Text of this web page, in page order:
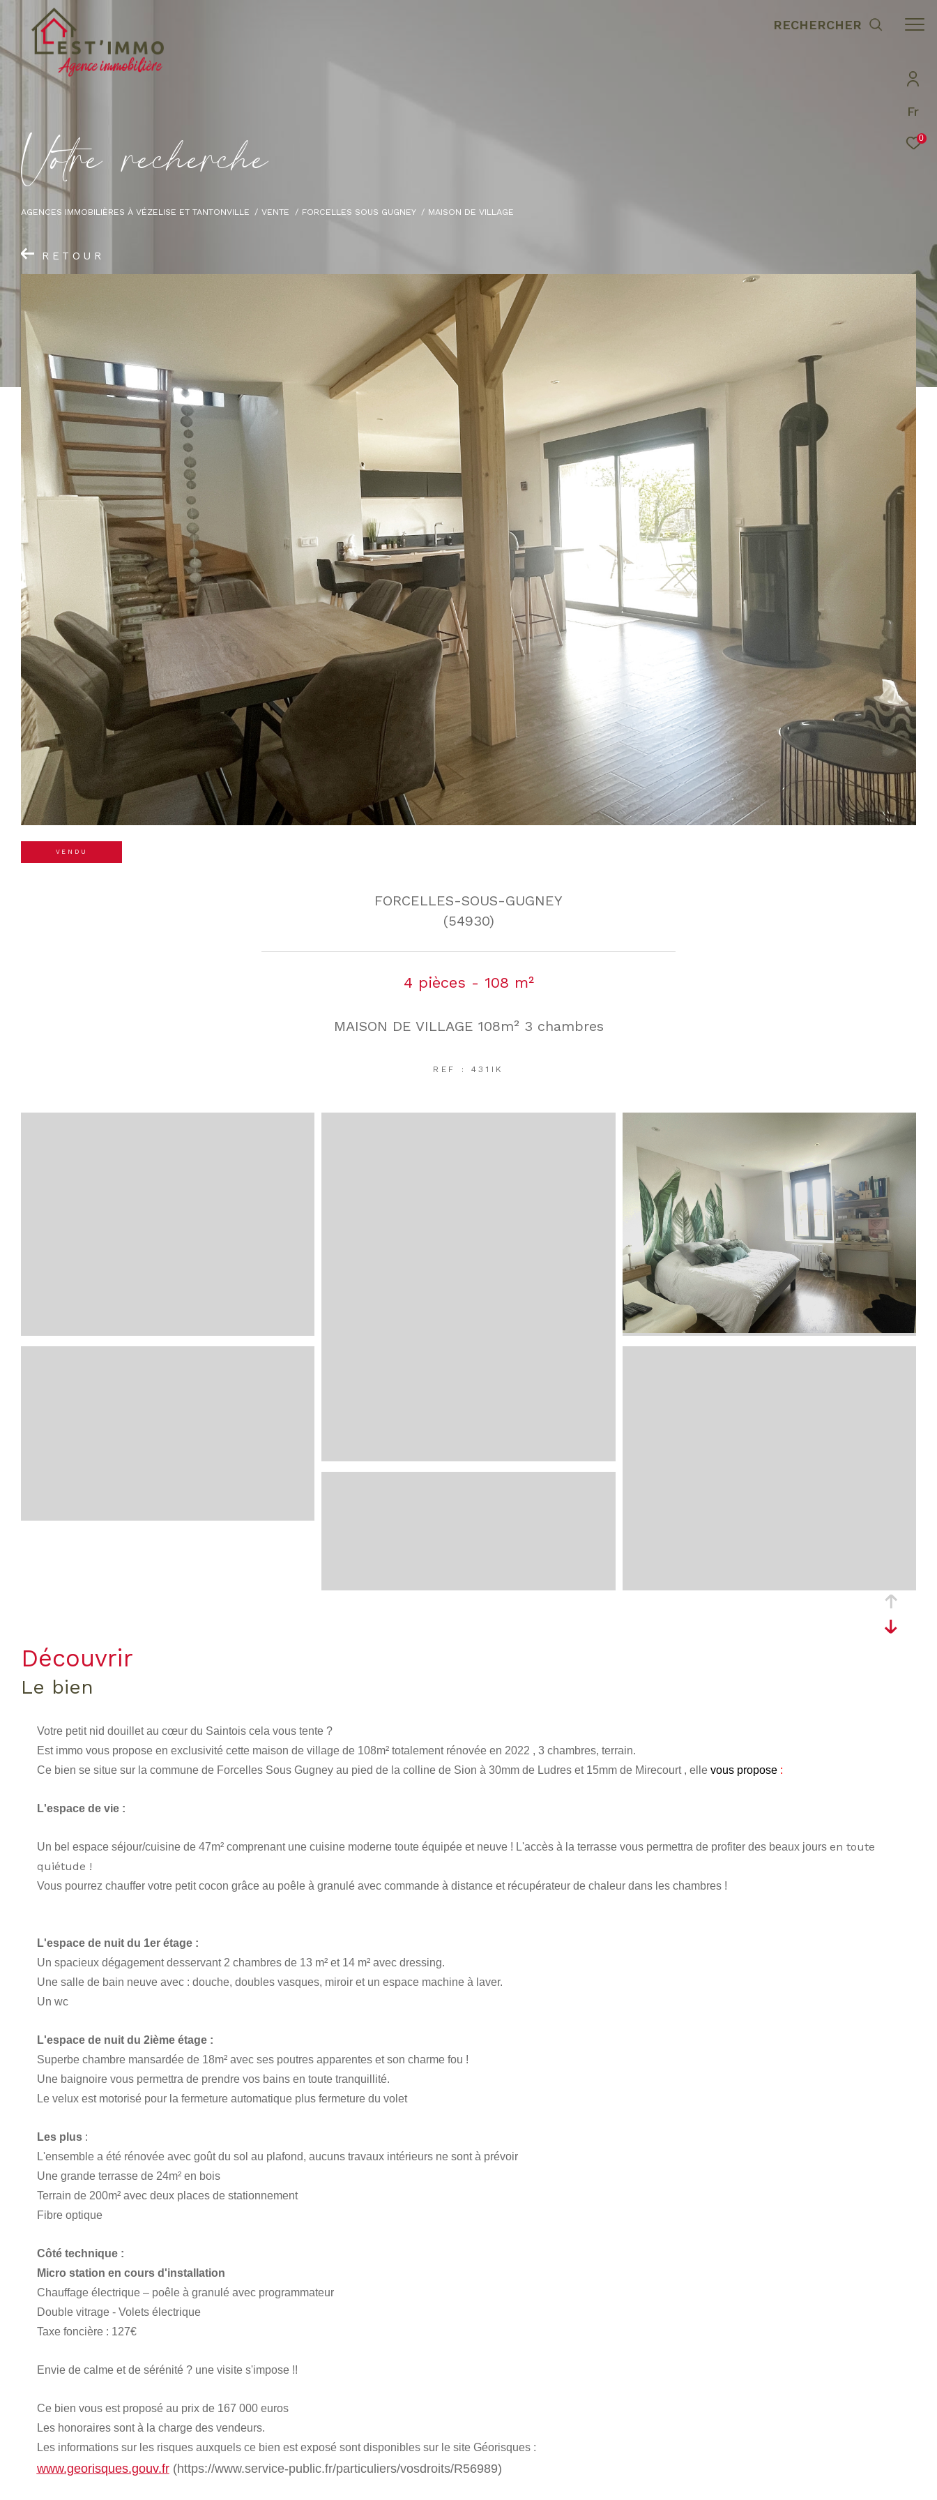
Fr
0
RECHERCHER
Votre recherche
AGENCES IMMOBILIÈRES À VÉZELISE ET TANTONVILLE VENTE FORCELLES SOUS GUGNEY MAISON DE VILLAGE
RETOUR
VENDU
FORCELLES-SOUS-GUGNEY
(54930)
4 pièces - 108 m²
MAISON DE VILLAGE 108m² 3 chambres
REF : 431IK
découvrir
le bien
Votre petit nid douillet au cœur du Saintois cela vous tente ?
Est immo vous propose en exclusivité cette maison de village de 108m² totalement rénovée en 2022 , 3 chambres, terrain.
Ce bien se situe sur la commune de Forcelles Sous Gugney au pied de la colline de Sion à 30mm de Ludres et 15mm de Mirecourt , ellevous propose:
L'espace de vie :
Un bel espace séjour/cuisine de 47m² comprenant une cuisine moderne toute équipée et neuve ! L'accès à la terrasse vous permettra de profiter des beaux jours en toute
quiétude !
Vous pourrez chauffer votre petit cocon grâce au poêle à granulé avec commande à distance et récupérateur de chaleur dans les chambres !
L'espace de nuit du 1er étage :
Un spacieux dégagement desservant 2 chambres de 13 m² et 14 m² avec dressing.
Une salle de bain neuve avec : douche, doubles vasques, miroir et un espace machine à laver.
Un wc
L'espace de nuit du 2ième étage :
Superbe chambre mansardée de 18m² avec ses poutres apparentes et son charme fou !
Une baignoire vous permettra de prendre vos bains en toute tranquillité.
Le velux est motorisé pour la fermeture automatique plus fermeture du volet
Les plus :
L'ensemble a été rénovée avec goût du sol au plafond, aucuns travaux intérieurs ne sont à prévoir
Une grande terrasse de 24m² en bois
Terrain de 200m² avec deux places de stationnement
Fibre optique
Côté technique :
Micro station en cours d'installation
Chauffage électrique – poêle à granulé avec programmateur
Double vitrage - Volets électrique
Taxe foncière : 127€
Envie de calme et de sérénité ? une visite s'impose !!
Ce bien vous est proposé au prix de 167 000 euros
Les honoraires sont à la charge des vendeurs.
Les informations sur les risques auxquels ce bien est exposé sont disponibles sur le site Géorisques :
www.georisques.gouv.fr(https://www.service-public.fr/particuliers/vosdroits/R56989)